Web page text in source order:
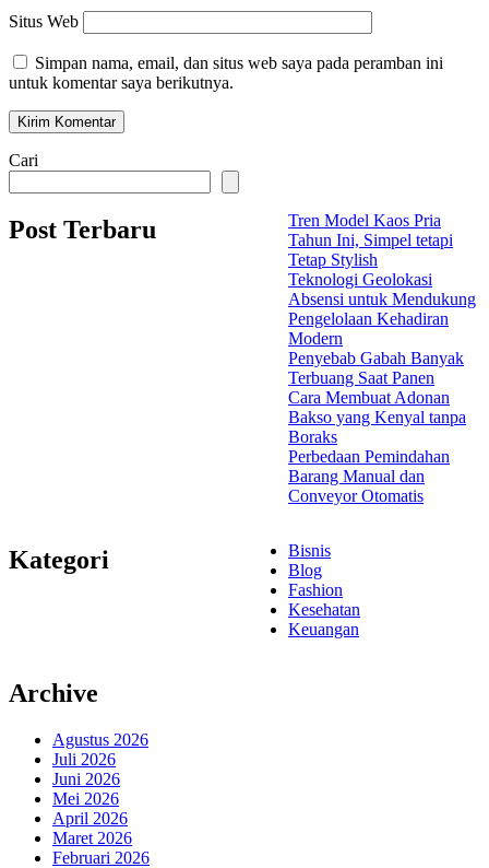
Situs Web
Simpan nama, email, dan situs web saya pada peramban ini
untuk komentar saya berikutnya.
Cari
Post Terbaru
Tren Model Kaos Pria
Tahun Ini, Simpel tetapi
Tetap Stylish
Teknologi Geolokasi
Absensi untuk Mendukung
Pengelolaan Kehadiran
Modern
Penyebab Gabah Banyak
Terbuang Saat Panen
Cara Membuat Adonan
Bakso yang Kenyal tanpa
Boraks
Perbedaan Pemindahan
Barang Manual dan
Conveyor Otomatis
Kategori
Bisnis
Blog
Fashion
Kesehatan
Keuangan
Archive
Agustus 2026
Juli 2026
Juni 2026
Mei 2026
April 2026
Maret 2026
Februari 2026